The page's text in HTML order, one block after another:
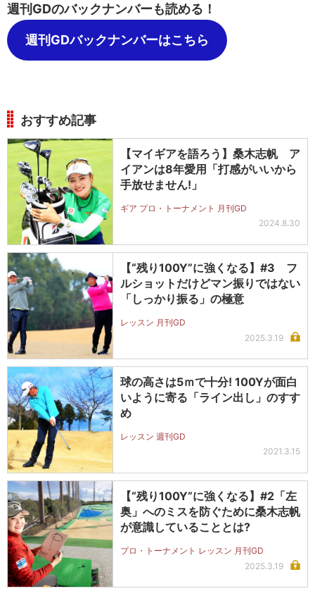
週刊GDのバックナンバーも読める！
週刊GDバックナンバーはこちら
おすすめ記事
【マイギアを語ろう】桑木志帆 ア
イアンは8年愛用「打感がいいから
手放せません!」
ギア プロ・トーナメント 月刊GD
2024.8.30
【“残り100Y”に強くなる】#3 フ
ルショットだけどマン振りではない
「しっかり振る」の極意
レッスン 月刊GD
2025.3.19
球の高さは5ｍで十分! 100Yが面白
いように寄る「ライン出し」のすす
め
レッスン 週刊GD
2021.3.15
【“残り100Y”に強くなる】#2「左
奥」へのミスを防ぐために桑木志帆
が意識していることとは?
プロ・トーナメント レッスン 月刊GD
2025.3.19